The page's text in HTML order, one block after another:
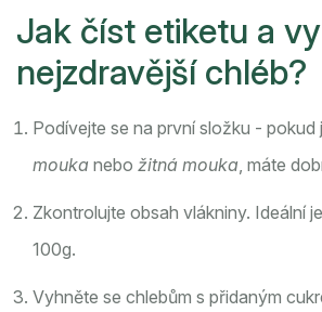
Jak číst etiketu a
nejzdravější chléb?
Podívejte se na první složku - pokud
mouka nebo žitná mouka, máte
Zkontrolujte obsah vlákniny. Ideální
100g.
Vyhněte se chlebům s přidaným